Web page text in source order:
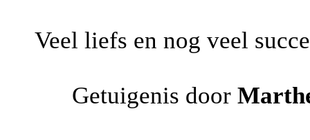
Veel liefs en nog veel
Getuigenis door